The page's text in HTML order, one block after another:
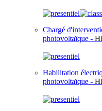
Chargé
photovoltaïque -
Habilitation
photovoltaïque -